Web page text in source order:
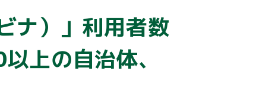
ナ）」利用者数
上の自治体、